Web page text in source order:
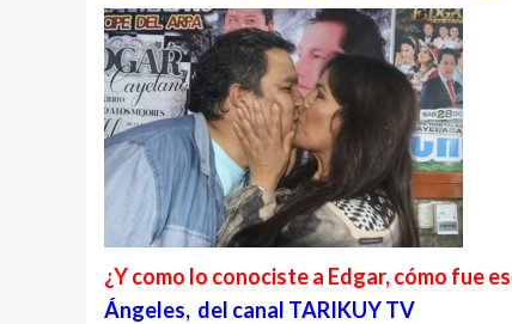
¿Y como lo conociste a Edgar, cómo fue
Ángeles, del canal TARIKUY TV